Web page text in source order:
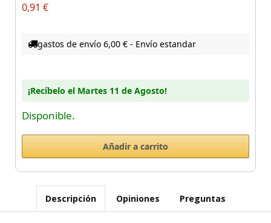
0,91 €
gastos de envío 6,00 € - Envío estandar
¡Recíbelo el Martes 11 de Agosto!
Disponible.
Descripción Opiniones Preguntas